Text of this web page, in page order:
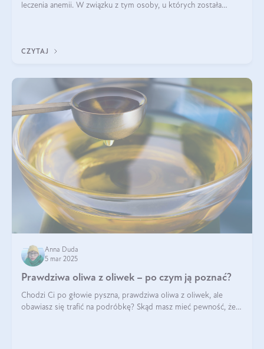
leczenia anemii. W związku z tym osoby, u których została
CZYTAJ
Anna Duda
5 mar 2025
Prawdziwa oliwa z oliwek – po czym ją poznać?
Chodzi Ci po głowie pyszna, prawdziwa oliwa z oliwek, ale
obawiasz się trafić na podróbkę? Skąd masz mieć pewność, że